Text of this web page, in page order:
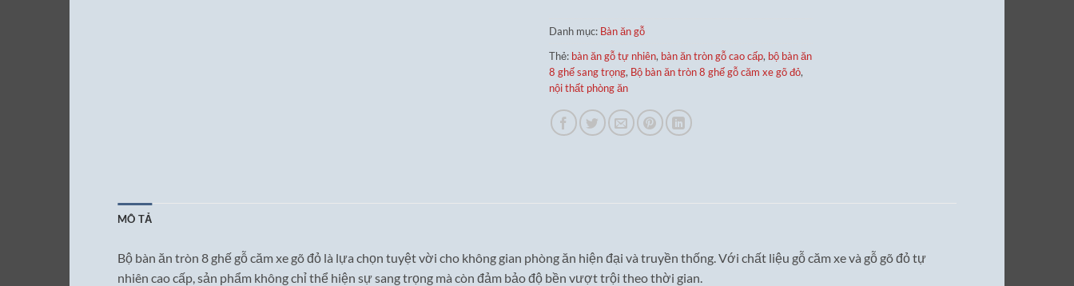
Danh mục: Bàn ăn gỗ
Thẻ: bàn ăn gỗ tự nhiên, bàn ăn tròn gỗ cao cấp, bộ bàn ăn
8 ghế sang trọng, Bộ bàn ăn tròn 8 ghế gỗ căm xe gõ đỏ,
nội thất phòng ăn
MÔ TẢ
Bộ bàn ăn tròn 8 ghế gỗ căm xe gõ đỏ là lựa chọn tuyệt vời cho không gian phòng ăn hiện đại và truyền thống. Với chất liệu gỗ căm xe và gỗ gõ đỏ tự
nhiên cao cấp, sản phẩm không chỉ thể hiện sự sang trọng mà còn đảm bảo độ bền vượt trội theo thời gian.